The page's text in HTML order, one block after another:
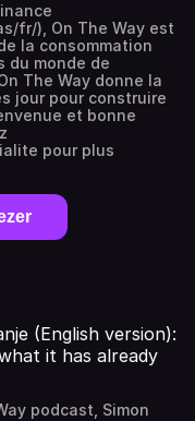
fr/), On The Way est
la consommation
du monde de
The Way donne la
jour pour construire
et bonne
pour plus
(English version):
it has already
podcast, Simon